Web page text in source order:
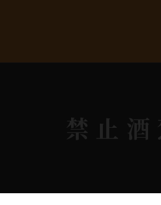
Copyright 奕欣洋
禁止酒